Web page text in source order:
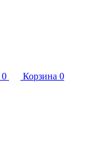
0 Корзина 0